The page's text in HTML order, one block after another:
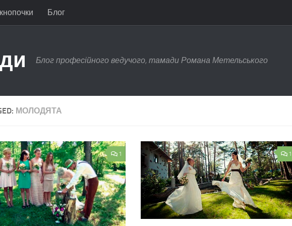
Блог
Блог професійного ведучого, тамади Романа Метельського
МОЛОДЯТА
1 1